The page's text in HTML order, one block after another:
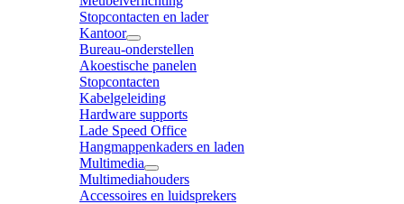
Stopcontacten en lader
Kantoor
Bureau-onderstellen
Akoestische panelen
Stopcontacten
Kabelgeleiding
Hardware supports
Lade Speed Office
Hangmappenkaders en laden
Multimedia
Multimediahouders
Accessoires en luidsprekers